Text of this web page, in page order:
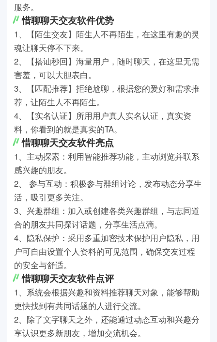
服务。
惜聊聊天交友软件优势
1、【陌生交友】陌生人不再陌生，在这里有趣的灵
魂让聊天停不下来。
2、【搭讪秒回】海量用户，随时聊天，在这里无需
害羞，可以大胆表白。
3、【匹配推荐】拒绝尬聊，根据您的爰好和需求推
荐，让陌生人不再陌生。
4、【实名认证】所用用户真人实名认证，真实资
料，你看到的就是真实的TA。
惜聊聊天交友软件亮点
1、主动探索：利用智能推荐功能，主动浏览并联系
感兴趣的朋友。
2、 参与互动：积极参与群组讨论，发布动态分享生
活，吸引更多关注。
3、兴趣群组：加入或创建各类兴趣群组，与志同道
合的朋友共同探讨话题，分享生活点滴。
4、隐私保护：采用多重加密技术保护用户隐私，用
户可自由设置个人资料的可见范围，确保交友过程
的安全与舒适。
惜聊聊天交友软件点评
1、系统会根据兴趣和资料推荐聊天对象，能够帮助
更快找到有共同话题的人进行交流。
2、除了文字聊天之外，还能通过动态互动和兴趣分
享认识更多新朋友，增加交流机会。